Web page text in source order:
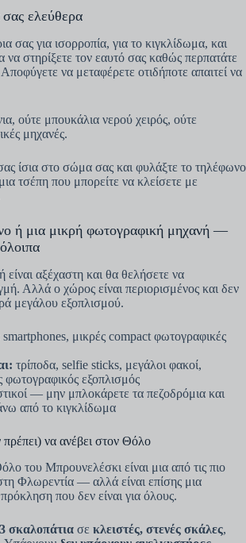
ελεύθερα
σας για ισορροπία, για το κιγκλίδωμα, και
να στηρίξετε τον εαυτό σας καθώς περπατάτε
να μεταφέρετε οτιδήποτε απαιτεί να
ούτε μπουκάλια νερού χειρός, ούτε
μηχανές.
ίσια στο σώμα σας και φυλάξτε το τηλέφωνο
τσέπη που μπορείτε να κλείσετε με
ή μια μικρή φωτογραφική μηχανή —
αξέχαστη και θα θελήσετε να
Αλλά ο χώρος είναι περιορισμένος και δεν
μεγάλου εξοπλισμού.
smartphones, μικρές compact φωτογραφικές
τρίποδα, selfie sticks, μεγάλοι φακοί,
φωτογραφικός εξοπλισμός
— μην μπλοκάρετε τα πεζοδρόμια και
από το κιγκλίδωμα
πρέπει) να ανέβει στον Θόλο
του Μπρουνελέσκι είναι μια από τις πιο
Φλωρεντία — αλλά είναι επίσης μια
που δεν είναι για όλους.
σκαλοπάτια σε κλειστές, στενές σκάλες,